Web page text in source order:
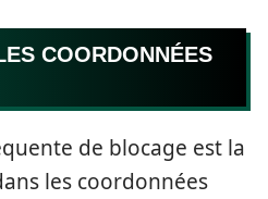
COORDONNÉES
de blocage est la
les coordonnées